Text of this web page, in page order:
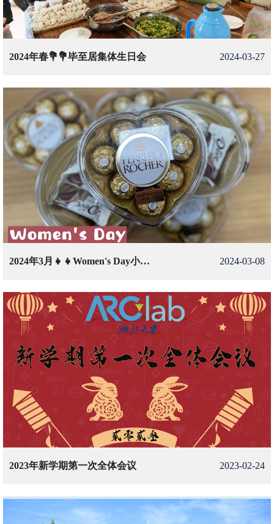
2024年春💐💐毕至居集体生日会 2024-03-27
2024年3月👧👧Women's Day小惊喜 2024-03-08
2023年新学期第一次全体会议 2023-02-24